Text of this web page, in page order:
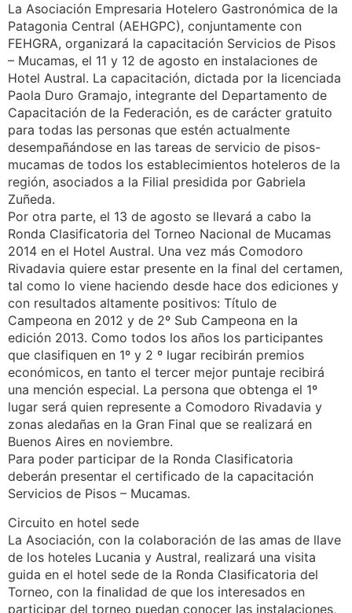
La Asociación Empresaria Hotelero Gastronómica de la
Patagonia Central (AEHGPC), conjuntamente con
FEHGRA, organizará la capacitación Servicios de Pisos
– Mucamas, el 11 y 12 de agosto en instalaciones de
Hotel Austral. La capacitación, dictada por la licenciada
Paola Duro Gramajo, integrante del Departamento de
Capacitación de la Federación, es de carácter gratuito
para todas las personas que estén actualmente
desempañándose en las tareas de servicio de pisos-
mucamas de todos los establecimientos hoteleros de la
región, asociados a la Filial presidida por Gabriela
Zuñeda.
Por otra parte, el 13 de agosto se llevará a cabo la
Ronda Clasificatoria del Torneo Nacional de Mucamas
2014 en el Hotel Austral. Una vez más Comodoro
Rivadavia quiere estar presente en la final del certamen,
tal como lo viene haciendo desde hace dos ediciones y
con resultados altamente positivos: Título de
Campeona en 2012 y de 2º Sub Campeona en la
edición 2013. Como todos los años los participantes
que clasifiquen en 1º y 2 º lugar recibirán premios
económicos, en tanto el tercer mejor puntaje recibirá
una mención especial. La persona que obtenga el 1º
lugar será quien represente a Comodoro Rivadavia y
zonas aledañas en la Gran Final que se realizará en
Buenos Aires en noviembre.
Para poder participar de la Ronda Clasificatoria
deberán presentar el certificado de la capacitación
Servicios de Pisos – Mucamas.
Circuito en hotel sede
La Asociación, con la colaboración de las amas de llave
de los hoteles Lucania y Austral, realizará una visita
guida en el hotel sede de la Ronda Clasificatoria del
Torneo, con la finalidad de que los interesados en
participar del torneo puedan conocer las instalaciones,